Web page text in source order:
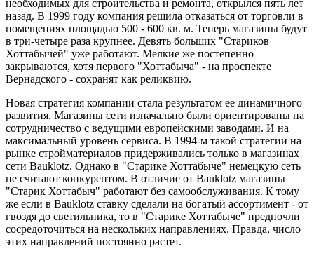
необходимых для строительства и ремонта, открылся пять лет
назад. В 1999 году компания решила отказаться от торговли в
помещениях площадью 500 - 600 кв. м. Теперь магазины будут
в три-четыре раза крупнее. Девять больших "Стариков
Хоттабычей" уже работают. Мелкие же постепенно
закрываются, хотя первого "Хоттабыча" - на проспекте
Вернадского - сохранят как реликвию.
Новая стратегия компании стала результатом ее динамичного
развития. Магазины сети изначально были ориентированы на
сотрудничество с ведущими европейскими заводами. И на
максимальный уровень сервиса. В 1994-м такой стратегии на
рынке стройматериалов придерживались только в магазинах
сети Bauklotz. Однако в "Старике Хоттабыче" немецкую сеть
не считают конкурентом. В отличие от Bauklotz магазины
"Старик Хоттабыч" работают без самообслуживания. К тому
же если в Bauklotz ставку сделали на богатый ассортимент - от
гвоздя до светильника, то в "Старике Хоттабыче" предпочли
сосредоточиться на нескольких направлениях. Правда, число
этих направлений постоянно растет.